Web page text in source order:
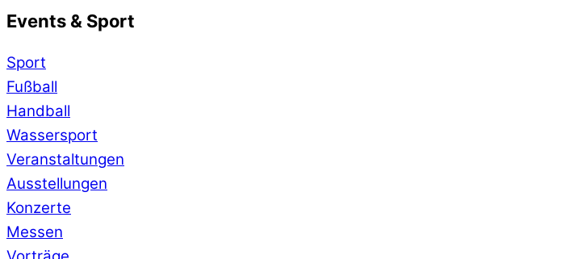
Events & Sport
Sport
Fußball
Handball
Wassersport
Veranstaltungen
Ausstellungen
Konzerte
Messen